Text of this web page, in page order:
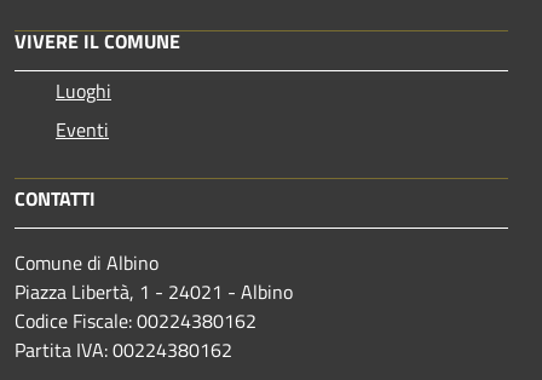
VIVERE IL COMUNE
Luoghi
Eventi
CONTATTI
Comune di Albino
Piazza Libertà, 1 - 24021 - Albino
Codice Fiscale: 00224380162
Partita IVA: 00224380162